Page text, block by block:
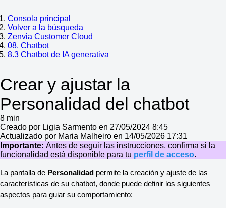
Consola principal
Volver a la búsqueda
Zenvia Customer Cloud
08. Chatbot
8.3 Chatbot de IA generativa
Crear y ajustar la
Personalidad del chatbot
8 min
Creado por Ligia Sarmento en 27/05/2024 8:45
Actualizado por Maria Malheiro en 14/05/2026 17:31
Importante: Antes de seguir las instrucciones, confirma si la
funcionalidad está disponible para tu perfil de acceso.
La pantalla de Personalidad permite la creación y ajuste de las
características de su chatbot, donde puede definir los siguientes
aspectos para guiar su comportamiento: